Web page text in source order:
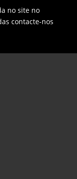
no site no
contacte-nos